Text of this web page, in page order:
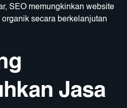
SEO memungkinkan website
secara berkelanjutan
Jasa